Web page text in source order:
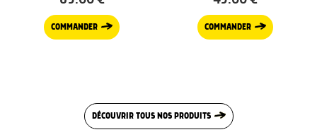
COMMANDER COMMANDER
DÉCOUVRIR TOUS NOS PRODUITS